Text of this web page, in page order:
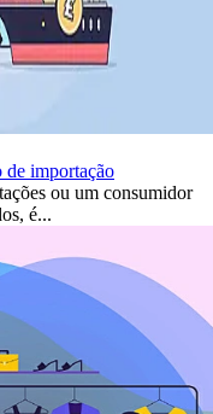
importação
ou um consumidor
é...